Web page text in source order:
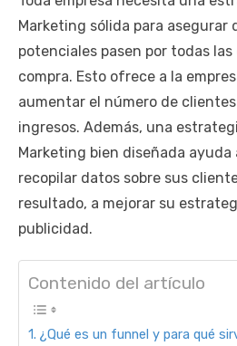
Marketing sólida para asegurar
potenciales pasen por todas
compra. Esto ofrece a la
aumentar el número de
ingresos. Además, una
Marketing bien diseñada ayuda
recopilar datos sobre sus
resultado, a mejorar su
publicidad.
Contenido del artículo
¿Qué es un funnel y para qué